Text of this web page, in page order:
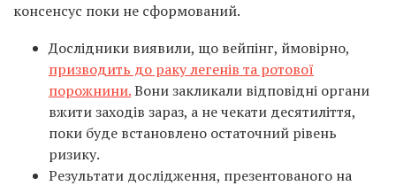
консенсус поки не сформований.
Дослідники виявили, що вейпінг, ймовірно,
призводить до раку легенів та ротової
порожнини.Вони закликали відповідні органи
вжити заходів зараз, а не чекати десятиліття,
поки буде встановлено остаточний рівень
ризику.
Результати дослідження, презентованого на